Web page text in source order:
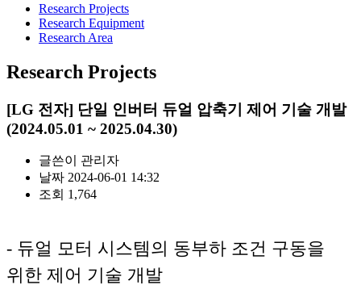
Research Projects
Research Equipment
Research Area
Research Projects
[LG 전자] 단일 인버터 듀얼 압축기 제어 기술 개발
(2024.05.01 ~ 2025.04.30)
글쓴이
관리자
날짜 2024-06-01 14:32
조회 1,764
- 듀얼 모터 시스템의 동부하 조건 구동을
위한 제어 기술 개발